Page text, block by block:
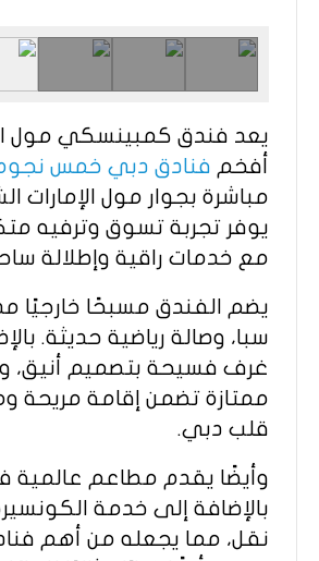
يعد فندق كمبينسكي مول
أفخم فنادق دبي خمس
مباشرة بجوار مول الإمارات
يوفر تجربة تسوق وترفيه
مع خدمات راقية وإطلالة
يضم الفندق مسبحًا خارجيًا
سبا، وصالة رياضية حديثة.
غرف فسيحة بتصميم أنيق،
ممتازة تضمن إقامة مريحة
قلب دبي.
وأيضًا يقدم مطاعم عالمية
بالإضافة إلى خدمة